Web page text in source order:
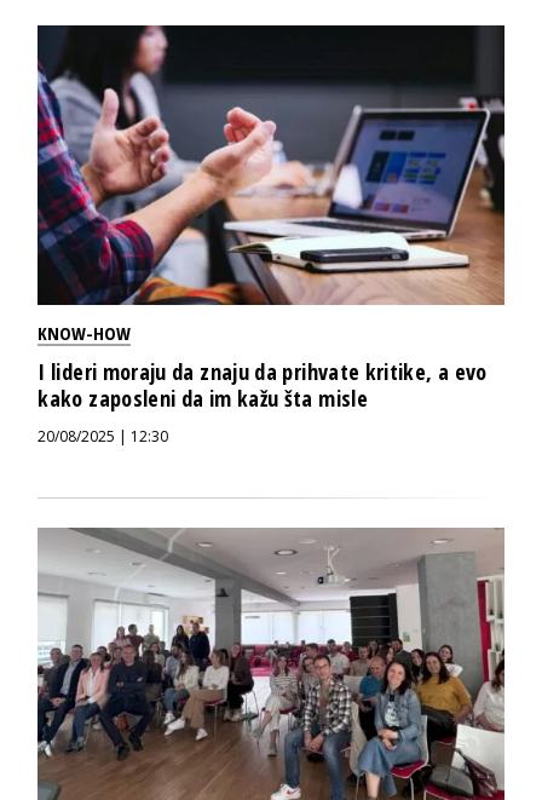
KNOW-HOW
I lideri moraju da znaju da prihvate kritike, a evo
kako zaposleni da im kažu šta misle
20/08/2025 | 12:30